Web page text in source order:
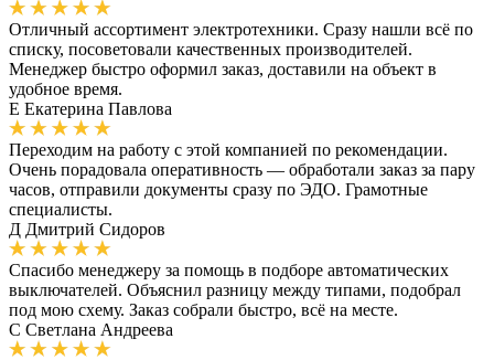
Отличный ассортимент электротехники. Сразу нашли всё по
списку, посоветовали качественных производителей.
Менеджер быстро оформил заказ, доставили на объект в
удобное время.
Е Екатерина Павлова
Переходим на работу с этой компанией по рекомендации.
Очень порадовала оперативность — обработали заказ за пару
часов, отправили документы сразу по ЭДО. Грамотные
специалисты.
Д Дмитрий Сидоров
Спасибо менеджеру за помощь в подборе автоматических
выключателей. Объяснил разницу между типами, подобрал
под мою схему. Заказ собрали быстро, всё на месте.
С Светлана Андреева